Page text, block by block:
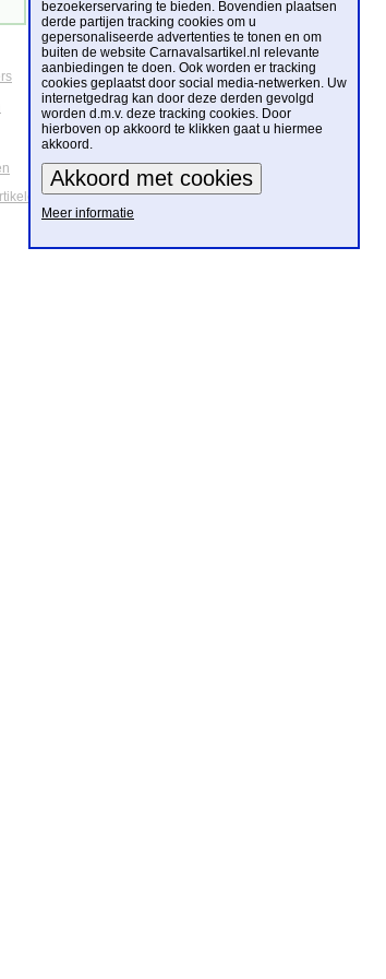
bezoekerservaring te bieden. Bovendien plaatsen
derde partijen tracking cookies om u
gepersonaliseerde advertenties te tonen en om
buiten de website Carnavalsartikel.nl relevante
aanbiedingen te doen. Ook worden er tracking
cookies geplaatst door social media-netwerken. Uw
internetgedrag kan door deze derden gevolgd
worden d.m.v. deze tracking cookies. Door
hierboven op akkoord te klikken gaat u hiermee
akkoord.
Meer informatie